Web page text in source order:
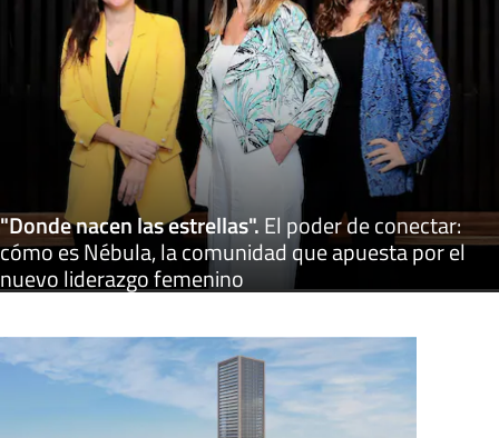
"Donde nacen las estrellas".El poder de conectar:
cómo es Nébula, la comunidad que apuesta por el
nuevo liderazgo femenino